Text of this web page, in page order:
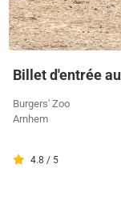
Billet d'entrée
Burgers' Zoo
Arnhem
4.8 / 5